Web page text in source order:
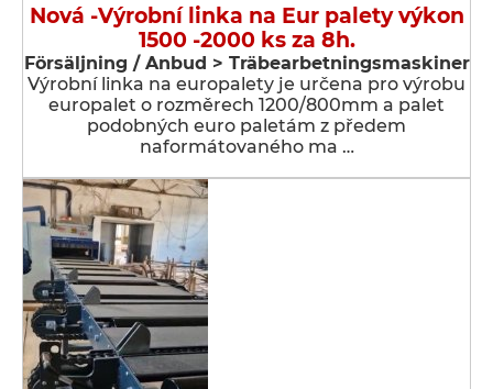
Nová -Výrobní linka na Eur palety výkon
1500 -2000 ks za 8h.
Försäljning / Anbud > Träbearbetningsmaskiner
Výrobní linka na europalety je určena pro výrobu
europalet o rozměrech 1200/800mm a palet
podobných euro paletám z předem
naformátovaného ma …